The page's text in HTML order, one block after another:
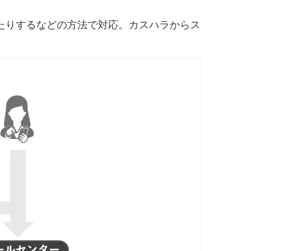
するなどの方法で対応。カスハラからス